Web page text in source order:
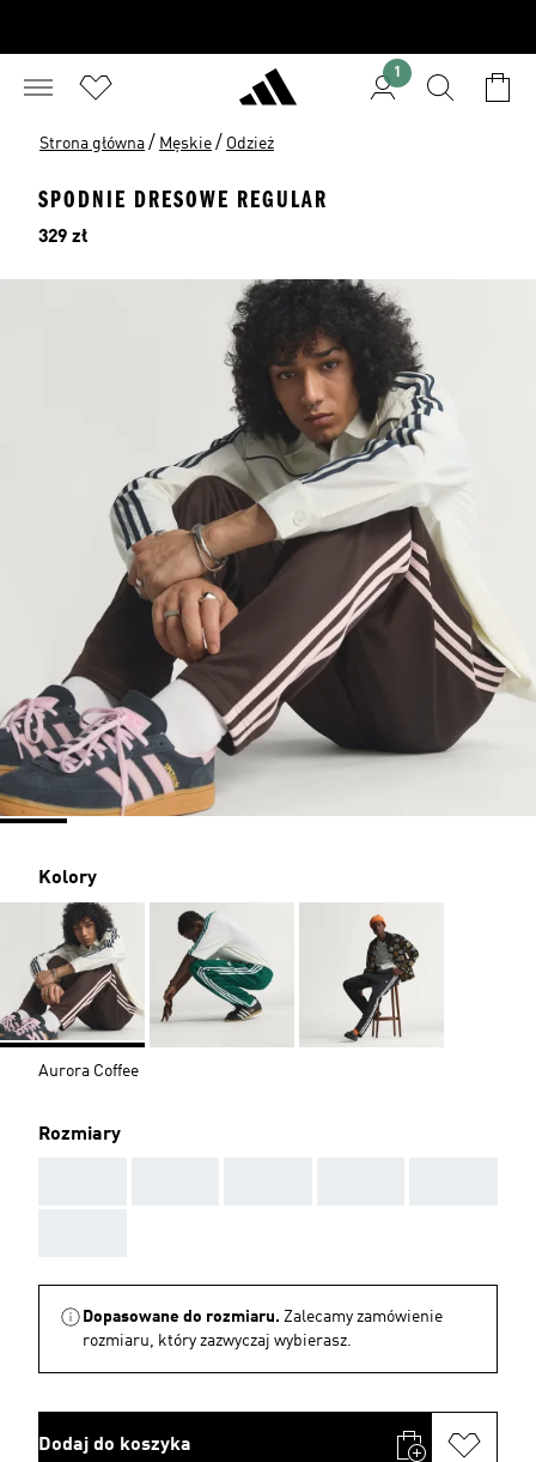
1
Strona główna / Męskie / Odzież
SPODNIE DRESOWE REGULAR
Cena
329 zł
Kolory
Aurora Coffee
Rozmiary
Dopasowane do rozmiaru. Zalecamy zamówienie
rozmiaru, który zazwyczaj wybierasz.
Dodaj do koszyka